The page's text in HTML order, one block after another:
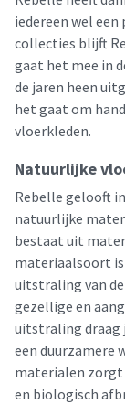
iedereen wel een
collecties blijft
gaat het mee in
de jaren heen
het gaat om
vloerkleden.
Natuurlijke
Rebelle gelooft
natuurlijke
bestaat uit
materiaalsoort
uitstraling van
gezellige en
uitstraling draag
een duurzamere
materialen zorgt
en biologisch